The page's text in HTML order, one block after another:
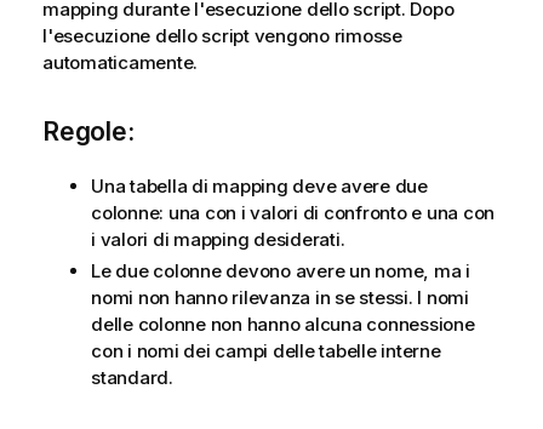
mapping durante l'esecuzione dello script. Dopo
l'esecuzione dello script vengono rimosse
automaticamente.
Regole:
Una tabella di mapping deve avere due
colonne: una con i valori di confronto e una con
i valori di mapping desiderati.
Le due colonne devono avere un nome, ma i
nomi non hanno rilevanza in se stessi. I nomi
delle colonne non hanno alcuna connessione
con i nomi dei campi delle tabelle interne
standard.